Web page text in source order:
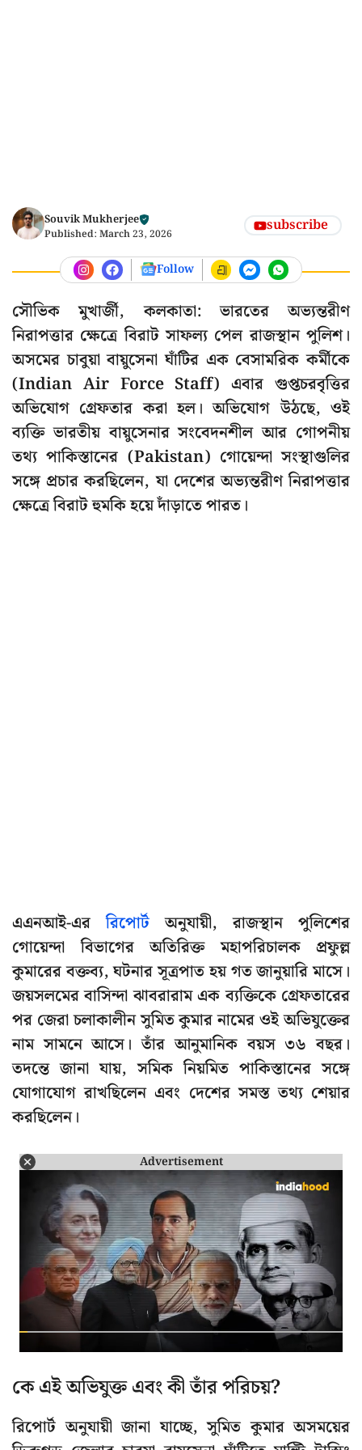
Souvik Mukherjee
Published: March 23, 2026 subscribe
Follow
সৌভিক মুখার্জী, কলকাতা: ভারতের অভ্যন্তরীণ
নিরাপত্তার ক্ষেত্রে বিরাট সাফল্য পেল রাজস্থান পুলিশ।
অসমের চাবুয়া বায়ুসেনা ঘাঁটির এক বেসামরিক কর্মীকে
(Indian Air Force Staff) এবার গুপ্তচরবৃত্তির
অভিযোগ গ্রেফতার করা হল। অভিযোগ উঠছে, ওই
ব্যক্তি ভারতীয় বায়ুসেনার সংবেদনশীল আর গোপনীয়
তথ্য পাকিস্তানের (Pakistan) গোয়েন্দা সংস্থাগুলির
সঙ্গে প্রচার করছিলেন, যা দেশের অভ্যন্তরীণ নিরাপত্তার
ক্ষেত্রে বিরাট হুমকি হয়ে দাঁড়াতে পারত।
এএনআই-এররিপোর্ট অনুযায়ী, রাজস্থান পুলিশের
গোয়েন্দা বিভাগের অতিরিক্ত মহাপরিচালক প্রফুল্ল
কুমারের বক্তব্য, ঘটনার সূত্রপাত হয় গত জানুয়ারি মাসে।
জয়সলমের বাসিন্দা ঝাবরারাম এক ব্যক্তিকে গ্রেফতারের
পর জেরা চলাকালীন সুমিত কুমার নামের ওই অভিযুক্তের
নাম সামনে আসে। তাঁর আনুমানিক বয়স ৩৬ বছর।
তদন্তে জানা যায়, সমিক নিয়মিত পাকিস্তানের সঙ্গে
যোগাযোগ রাখছিলেন এবং দেশের সমস্ত তথ্য শেয়ার
করছিলেন।
Advertisement
কে এই অভিযুক্ত এবং কী তাঁর পরিচয়?
রিপোর্ট অনুযায়ী জানা যাচ্ছে, সুমিত কুমার অসময়ের